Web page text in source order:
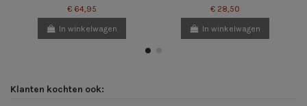
€ 64,95
In winkelwagen
€ 28,50
In winkelwagen
Klanten kochten ook: